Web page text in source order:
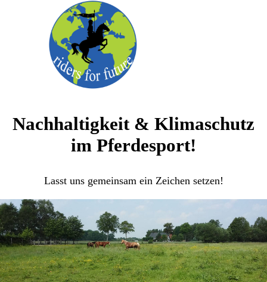
Nachhaltigkeit & Klimaschutz
im Pferdesport!
Lasst uns gemeinsam ein Zeichen setzen!